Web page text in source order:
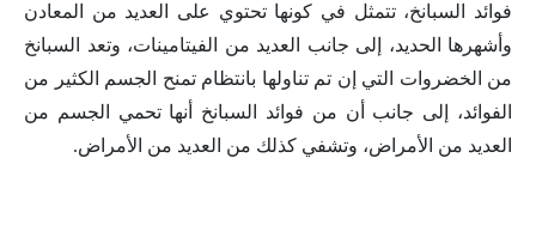
فوائد السبانخ، تتمثل في كونها تحتوي على العديد من المعادن
وأشهرها الحديد، إلى جانب العديد من الفيتامينات، وتعد السبانخ
من الخضروات
التي إن تم تناولها بانتظام تمنح الجسم
الكثير من
الفوائد، إلى جانب أن من فوائد السبانخ أنها تحمي الجسم من
العديد من الأمراض، وتشفي كذلك من العديد من الأمراض.